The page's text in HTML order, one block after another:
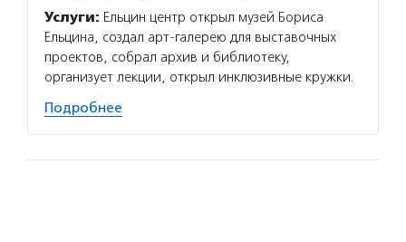
Услуги: Ельцин центр открыл музей Бориса
Ельцина, создал арт-галерею для выставочных
проектов, собрал архив и библиотеку,
организует лекции, открыл инклюзивные кружки.
Подробнее